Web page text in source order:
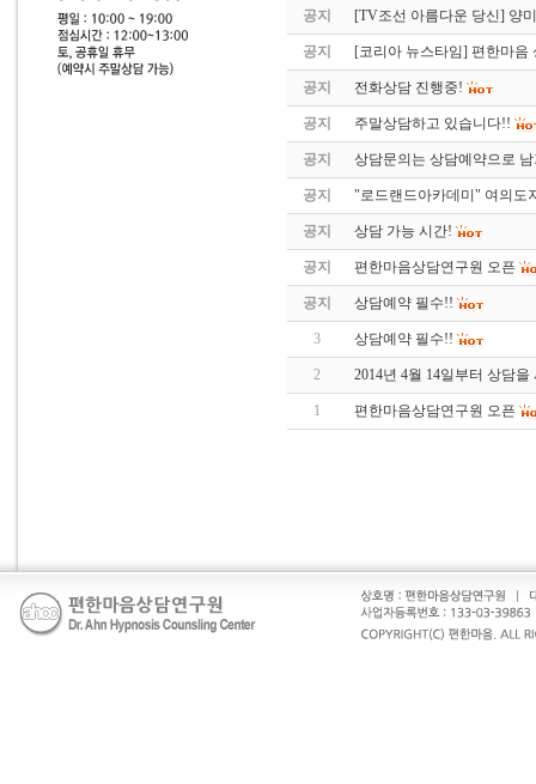
공지 [TV조선 아름다운 당신] 양
공지 [코리아 뉴스타임] 편한마음
공지 전화상담 진행중!
공지 주말상담하고 있습니다!!
공지 상담문의는 상담예약으로
공지 "로드랜드아카데미" 여의도
공지 상담 가능 시간!
공지 편한마음상담연구원 오픈
공지 상담예약 필수!!
3 상담예약 필수!!
2 2014년 4월 14일부터 상담을
1 편한마음상담연구원 오픈